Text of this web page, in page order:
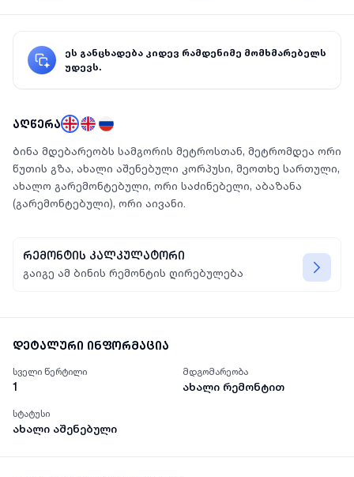
ეს განცხადება კიდევ რამდენიმე მომხმარებელს
უდევს.
აღწერა
Ბინა მდებარეობს სამგორის მეტროსთან, მეტრომდეა ორი
წუთის გზა, ახალი აშენებული კორპუსი, მეოთხე სართული,
ახალო გარემონტებული, ორი საძინებელი, აბაზანა
(გარემონტებული), ორი აივანი.
რემონტის კალკულატორი
გაიგე ამ ბინის რემონტის ღირებულება
დეტალური ინფორმაცია
სველი წერტილი
1
მდგომარეობა
ახალი რემონტით
სტატუსი
ახალი აშენებული